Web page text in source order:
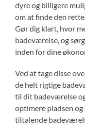
dyre og billigere
om at finde den
Gør dig klart, hvor
badeværelse, og
inden for dine
Ved at tage disse
de helt rigtige
til dit badeværelse
optimere pladsen
tiltalende